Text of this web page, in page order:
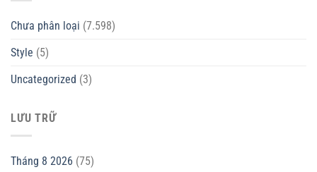
Chưa phân loại (7.598)
Style (5)
Uncategorized (3)
LƯU TRỮ
Tháng 8 2026 (75)